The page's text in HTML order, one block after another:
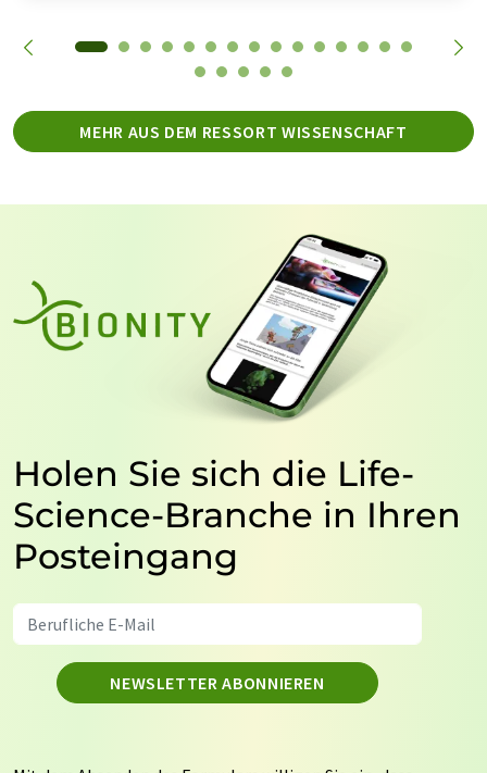
MEHR AUS DEM RESSORT WISSENSCHAFT
Holen Sie sich die Life-
Science-Branche in Ihren
Posteingang
NEWSLETTER ABONNIEREN